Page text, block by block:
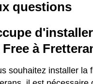
questions
à
souhaitez installer la